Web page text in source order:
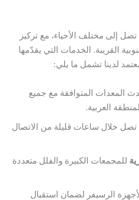
إلى مختلف الأحياء، مع تركيز
القريبة. الخدمات التي يقدّمها
لدينا تشمل ما يلي:
المعدات المتوافقة مع جميع
العربية.
تصل خلال ساعات قليلة من الاتصال
للمجمعات الكبيرة والفلل متعددة
الرسيفر لضمان استقبال